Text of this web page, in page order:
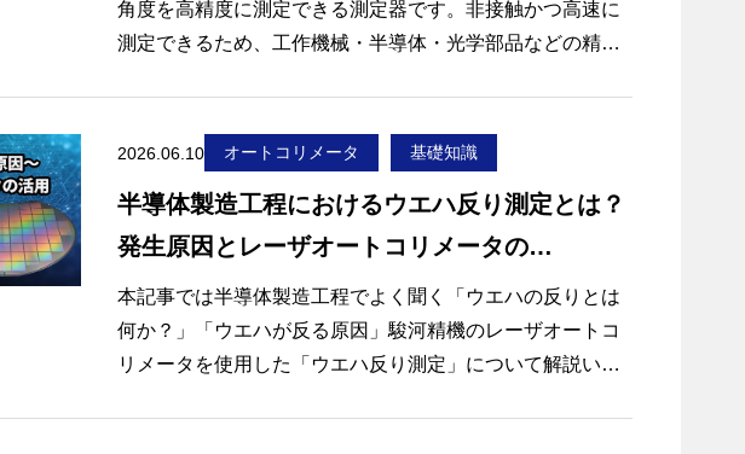
る平面度・平行度測定の原理とメリットをご紹介します。
【この記事でわかること】
・平面度測定の主な方法
・オートコリメータによる平面度測定の原理
・平面度・平行度測定にオートコリメータが適している理
由
角度を高精度に測定できる測定器です。非接触かつ高速に
測定できるため、工作機械・半導体・光学部品などの精密
一方で、測定対象物の反射特性や使用する光源の波長によ
っては、測定条件に制約が生じる場合もあります。特に乱
反射する表面や透明ガラスなどでは注意が必要です。
そのため、オートコリメータを選定する際は、
・必要な測定精度
・レーザ波長
・ビーム径
を考慮した機種選定が重要になります。
2026.06.10 オートコリメータ 基礎知識
半導体製造工程におけるウエハ反り測定とは？
発生原因とレーザオートコリメータの
活用方法
本記事では半導体製造工程でよく聞く「ウエハの反りとは
何か？」「ウエハが反る原因」駿河精機のレーザオートコ
リメータを使用した「ウエハ反り測定」について解説いた